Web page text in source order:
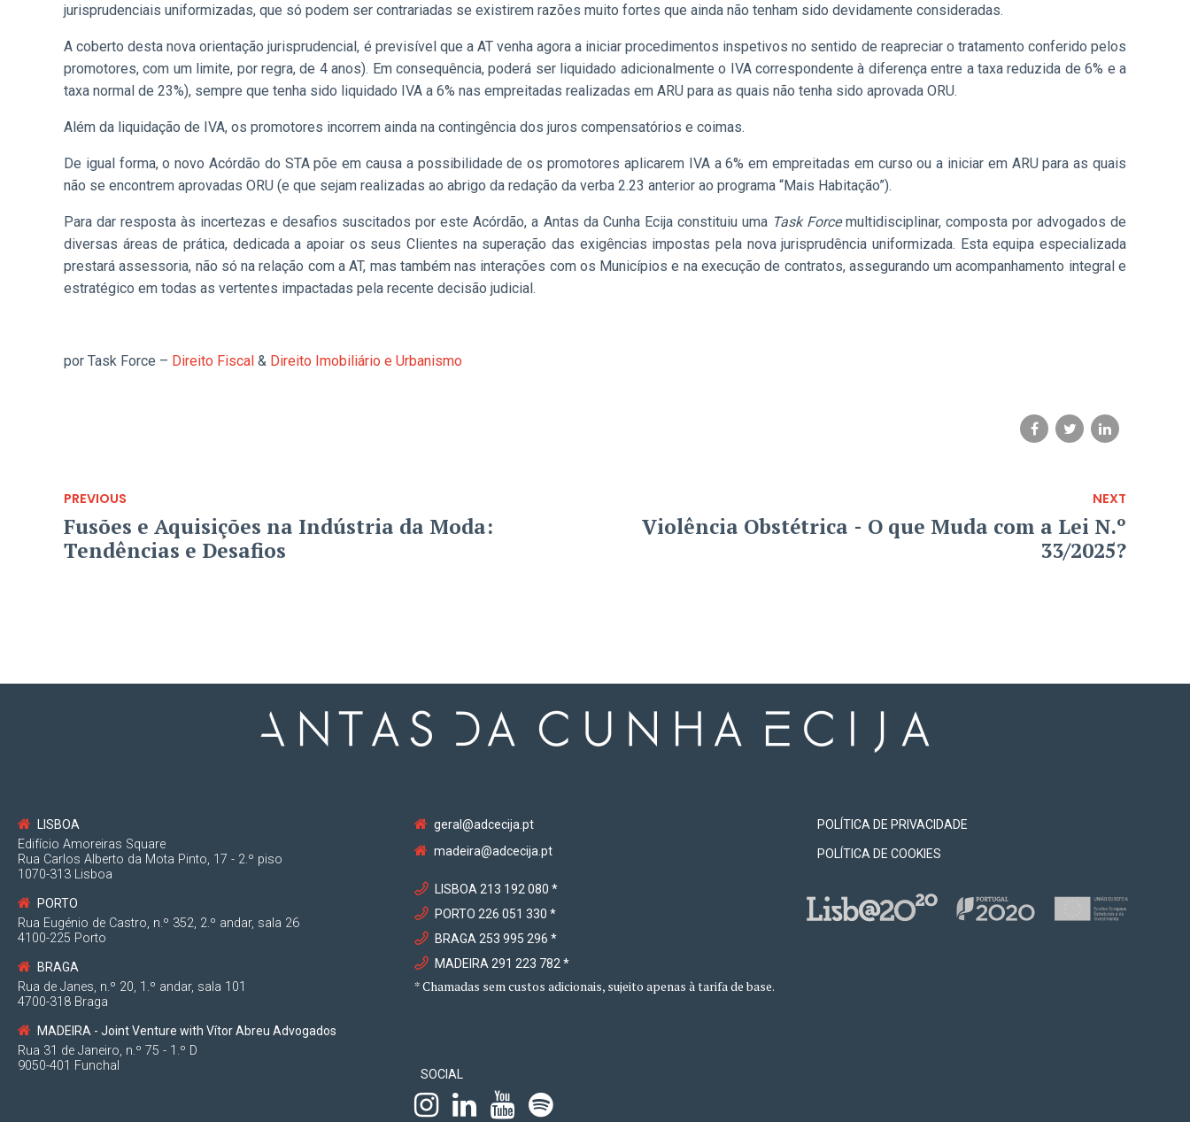
jurisprudenciais uniformizadas, que só podem ser contrariadas se existirem razões muito fortes que ainda não tenham sido devidamente consideradas.
A coberto desta nova orientação jurisprudencial, é previsível que a AT venha agora a iniciar procedimentos inspetivos no sentido de reapreciar o tratamento conferido pelos
promotores, com um limite, por regra, de 4 anos). Em consequência, poderá ser liquidado adicionalmente o IVA correspondente à diferença entre a taxa reduzida de 6% e a
taxa normal de 23%), sempre que tenha sido liquidado IVA a 6% nas empreitadas realizadas em ARU para as quais não tenha sido aprovada ORU.
Além da liquidação de IVA, os promotores incorrem ainda na contingência dos juros compensatórios e coimas.
De igual forma, o novo Acórdão do STA põe em causa a possibilidade de os promotores aplicarem IVA a 6% em empreitadas em curso ou a iniciar em ARU para as quais
não se encontrem aprovadas ORU (e que sejam realizadas ao abrigo da redação da verba 2.23 anterior ao programa “Mais Habitação”).
Para dar resposta às incertezas e desafios suscitados por este Acórdão, a Antas da Cunha Ecija constituiu uma Task Forcemultidisciplinar, composta por advogados de
diversas áreas de prática, dedicada a apoiar os seus Clientes na superação das exigências impostas pela nova jurisprudência uniformizada. Esta equipa especializada
prestará assessoria, não só na relação com a AT, mas também nas interações com os Municípios e na execução de contratos, assegurando um acompanhamento integral e
estratégico em todas as vertentes impactadas pela recente decisão judicial.
por Task Force – Direito Fiscal & Direito Imobiliário e Urbanismo
PREVIOUS
Fusões e Aquisições na Indústria da Moda:
Tendências e Desafios
NEXT
Violência Obstétrica - O que Muda com a Lei N.º
33/2025?
LISBOA
Edifício Amoreiras Square
Rua Carlos Alberto da Mota Pinto, 17 - 2.º piso
1070-313 Lisboa
PORTO
Rua Eugénio de Castro, n.º 352, 2.º andar, sala 26
4100-225 Porto
BRAGA
Rua de Janes, n.º 20, 1.º andar, sala 101
4700-318 Braga
MADEIRA - Joint Venture with Vítor Abreu Advogados
Rua 31 de Janeiro, n.º 75 - 1.º D
9050-401 Funchal
geral@adcecija.pt
madeira@adcecija.pt
LISBOA 213 192 080 *
PORTO 226 051 330 *
BRAGA 253 995 296 *
MADEIRA 291 223 782 *
* Chamadas sem custos adicionais, sujeito apenas à tarifa de base.
SOCIAL
POLÍTICA DE PRIVACIDADE
POLÍTICA DE COOKIES